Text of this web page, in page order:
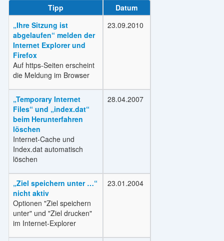
Tipp
Datum
„Ihre Sitzung ist
abgelaufen“ melden der
Internet Explorer und
Firefox
Auf https-Seiten erscheint
die Meldung im Browser
23.09.2010
„Temporary Internet
Files“ und „index.dat“
beim Herunterfahren
löschen
Internet-Cache und
Index.dat automatisch
löschen
28.04.2007
„Ziel speichern unter …“
nicht aktiv
Optionen "Ziel speichern
unter" und "Ziel drucken"
im Internet-Explorer
23.01.2004